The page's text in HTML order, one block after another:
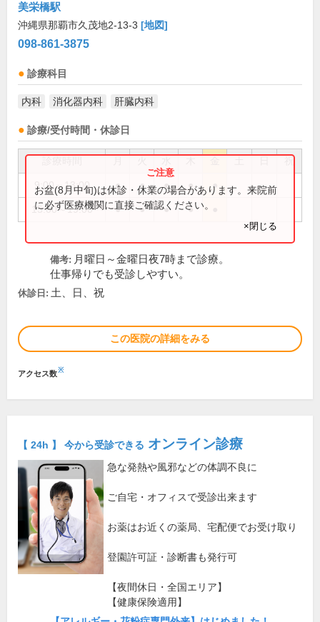
美栄橋駅
沖縄県那覇市久茂地2-13-3 [地図]
098-861-3875
診療科目
内科 消化器内科 肝臓内科
診療/受付時間・休診日
祝
9:00～13:00 ● ● ● ● ●
15:00～19:00 ● ● ● ●
お盆(8月中旬)は休診・休業の場合があります。来院前
に必ず医療機関に直接ご確認ください。
×閉じる
備考: 月曜日～金曜日夜7時まで診療。
仕事帰りでも受診しやすい。
休診日: 土、日、祝
この医院の詳細をみる
アクセス数※
【 24h 】 今から受診できる オンライン診療
急な発熱や風邪などの体調不良に
ご自宅・オフィスで受診出来ます
お薬はお近くの薬局、宅配便でお受け取り
登園許可証・診断書も発行可
【夜間休日・全国エリア】
【健康保険適用】